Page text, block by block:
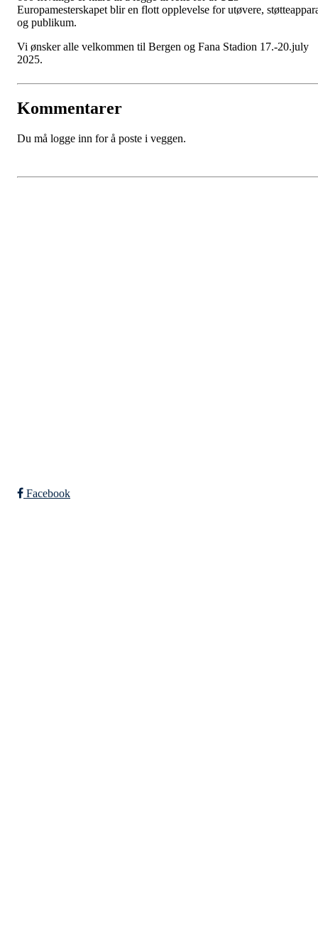
Europamesterskapet blir en flott opplevelse for utøvere,
og publikum.
Vi ønsker alle velkommen til Bergen og Fana Stadion 17.-20.july
2025.
Kommentarer
Du må logge inn for å poste i veggen.
Facebook